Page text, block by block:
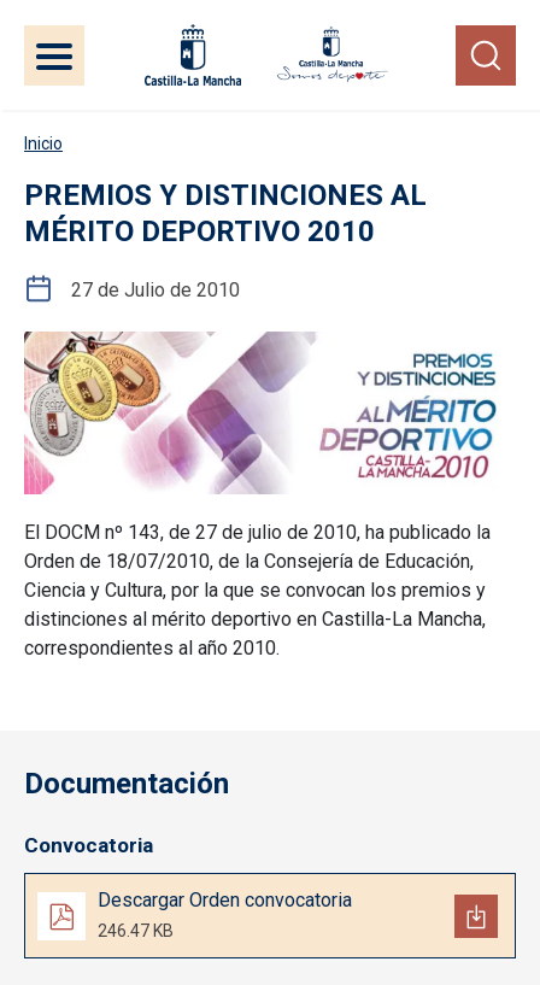
Inicio
PREMIOS Y DISTINCIONES AL
MÉRITO DEPORTIVO 2010
27 de Julio de 2010
El DOCM nº 143, de 27 de julio de 2010, ha publicado la
Orden de 18/07/2010, de la Consejería de Educación,
Ciencia y Cultura, por la que se convocan los premios y
distinciones al mérito deportivo en Castilla-La Mancha,
correspondientes al año 2010.
Documentación
Convocatoria
Documento
Descargar Orden convocatoria
246.47 KB